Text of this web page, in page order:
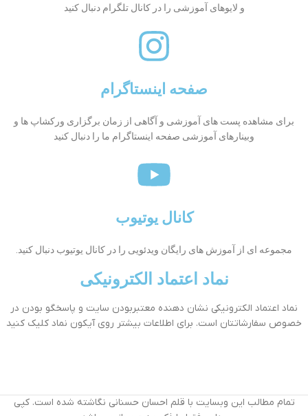
و لایوهای آموزشی را در کانال تلگرام دنبال کنید
صفحه اینستاگرام
برای مشاهده پست های آموزشی و آگاهی از زمان برگزاری ورکشاپ ها و
وبینارهای آموزشی صفحه اینستاگرام ما را دنبال کنید
کانال یوتیوب
مجموعه ای از آموزش های رایگان ویدئویی را در کانال یوتیوب دنبال کنید.
نماد اعتماد الکترونیکی
نماد اعتماد الکترونیکی نشان دهنده معتبربودن سایت و پاسخگو بودن در
خصوص سفارشاتتان است. برای اطلاعات بیشتر روی آیکون نماد کلیک کنید
تمام مطالب این وبسایت با قلم احسان حسنانی نگاشته شده است. کپی